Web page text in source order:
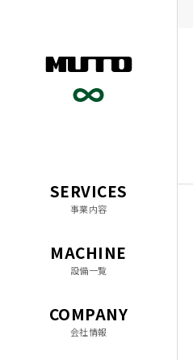
SERVICES
事業内容
MACHINE
設備一覧
COMPANY
会社情報